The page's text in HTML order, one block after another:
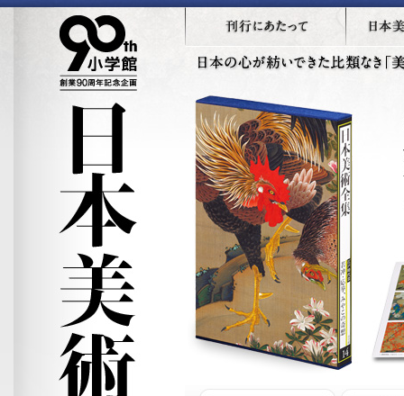
刊行にあたって 本書特色
ここに。